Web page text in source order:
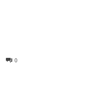
0